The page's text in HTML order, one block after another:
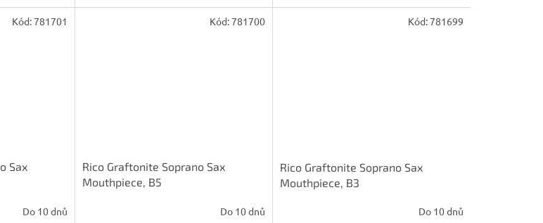
Sax
Do 10 dnů
Kód:781701
Rico Graftonite Soprano Sax
Mouthpiece, B5
Do 10 dnů
Kód:781700
Rico Graftonite Soprano Sax
Mouthpiece, B3
Do 10 dnů
Kód:781699